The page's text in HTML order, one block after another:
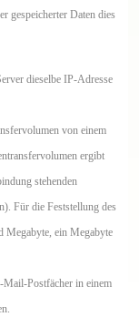
gespeicherter Daten dies
dieselbe IP-Adresse
von einem
ergibt
stehenden
Für die Feststellung des
Megabyte, ein Megabyte
Mail-Postfächer in einem